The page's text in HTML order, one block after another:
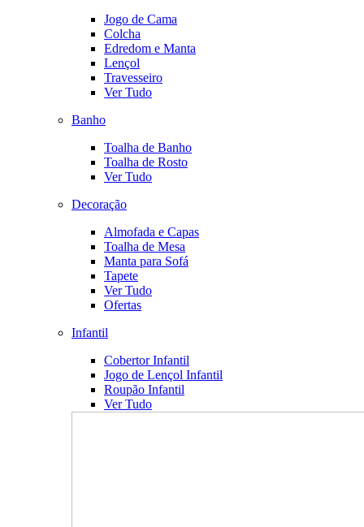
Jogo de Cama
Colcha
Edredom e Manta
Lençol
Travesseiro
Ver Tudo
Banho
Toalha de Banho
Toalha de Rosto
Ver Tudo
Decoração
Almofada e Capas
Toalha de Mesa
Manta para Sofá
Tapete
Ver Tudo
Ofertas
Infantil
Cobertor Infantil
Jogo de Lençol Infantil
Roupão Infantil
Ver Tudo